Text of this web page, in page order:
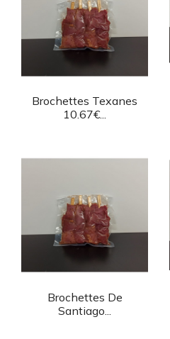
Aperçu rapide
Brochettes Texanes
10.67€...
Aperçu rapide
Brochettes De
Santiago...